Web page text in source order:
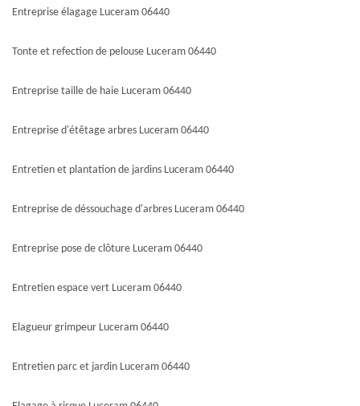
Entreprise élagage Luceram 06440
Tonte et refection de pelouse Luceram 06440
Entreprise taille de haie Luceram 06440
Entreprise d'étêtage arbres Luceram 06440
Entretien et plantation de jardins Luceram 06440
Entreprise de déssouchage d'arbres Luceram 06440
Entreprise pose de clôture Luceram 06440
Entretien espace vert Luceram 06440
Elagueur grimpeur Luceram 06440
Entretien parc et jardin Luceram 06440